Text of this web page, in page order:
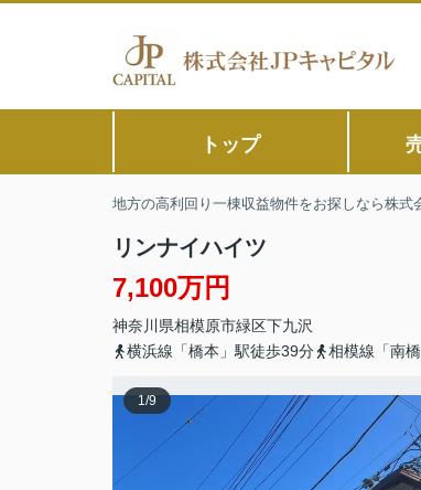
トップ
地方の高利回り一棟収益物件をお探しなら株式
リンナイハイツ
7,100万円
神奈川県相模原市緑区下九沢
横浜線「橋本」駅徒歩39分
相模線「南
1/9